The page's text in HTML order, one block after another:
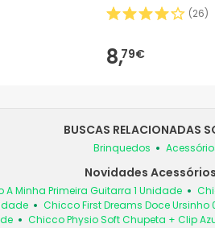
(26)
8,79€
BUSCAS RELACIONADAS
Brinquedos
Novidades
A Minha Primeira Guitarra 1 Unidade
Chicco First Dreams Doce Ursinho
Chicco Physio Soft Chupeta + Clip